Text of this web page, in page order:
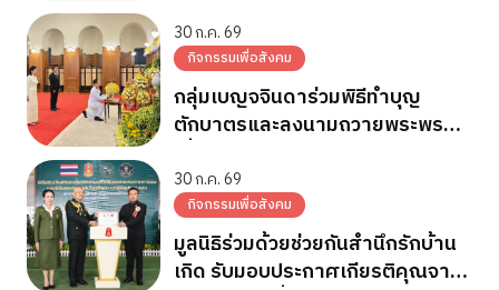
พระชนมพรรษา 28 ก.ค.2569
30 ก.ค. 69
กิจกรรมเพื่อสังคม
กลุ่มเบญจจินดาร่วมพิธีทำบุญ
ตักบาตรและลงนามถวายพระพร
พระบาทสมเด็จพระเจ้าอยู่หัว
30 ก.ค. 69
กิจกรรมเพื่อสังคม
มูลนิธิร่วมด้วยช่วยกันสำนึกรักบ้าน
เกิด รับมอบประกาศเกียรติคุณจาก